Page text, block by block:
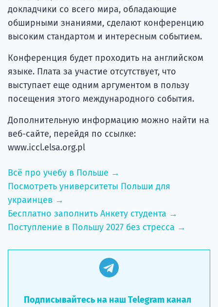
докладчики со всего мира, обладающие
обширными знаниями, сделают конференцию
высоким стандартом и интересным событием.
Конференция будет проходить на английском
языке. Плата за участие отсутствует, что
выступает еще одним аргументом в пользу
посещения этого международного события.
Дополнительную информацию можно найти на
веб-сайте, перейдя по ссылке:
www.iccl.elsa.org.pl
Всё про учебу в Польше →
Посмотреть университеты Польши для
украинцев →
Бесплатно заполнить Анкету студента →
Поступление в Польшу 2027 без стресса →
Подписывайтесь на наш Telegram канал